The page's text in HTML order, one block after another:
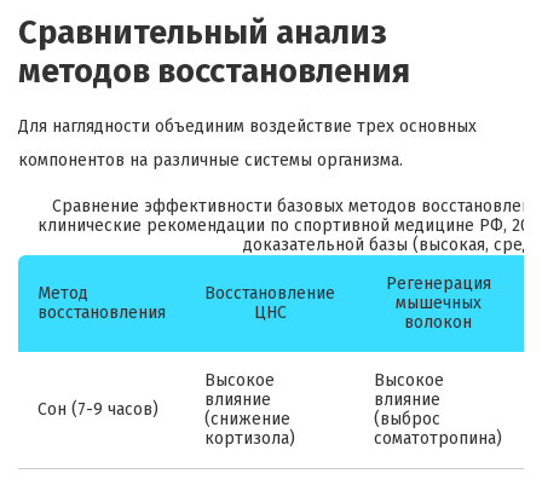
Сравнительный анализ
методов восстановления
Для наглядности объединим воздействие трех основных
компонентов на различные системы организма.
Сравнение эффективности базовых методов
клинические рекомендации по спортивной медицине РФ,
доказательной базы (высокая,
Метод
восстановления
Восстановление
ЦНС
Регенерация
мышечных
волокон
Сон (7-9 часов)
Высокое
влияние
(снижение
кортизола)
Высокое
влияние
(выброс
соматотропина)